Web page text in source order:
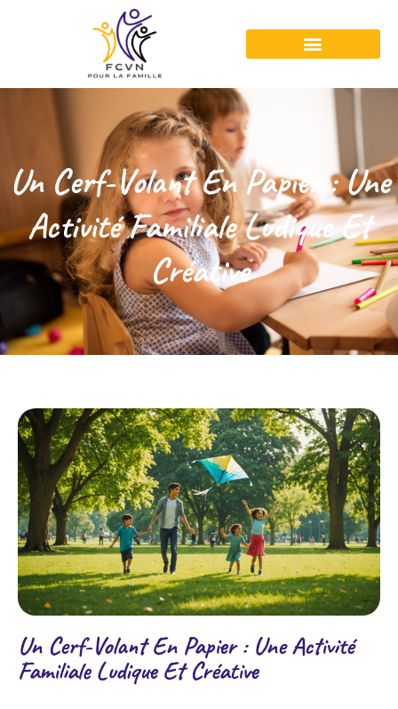
Un Cerf-Volant En Papier : Une
Activité Familiale Ludique Et
Créative
Un Cerf-Volant En Papier : Une Activité
Familiale Ludique Et Créative